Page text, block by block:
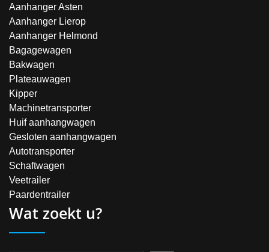
Aanhanger Asten
Aanhanger Lierop
Aanhanger Helmond
Bagagewagen
Bakwagen
Plateauwagen
Kipper
Machinetransporter
Huif aanhangwagen
Gesloten aanhangwagen
Autotransporter
Schaftwagen
Veetrailer
Paardentrailer
Wat zoekt u?